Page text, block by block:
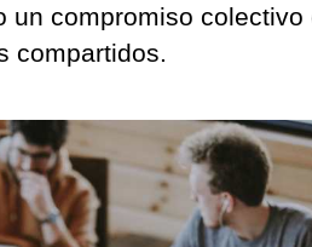
un compromiso colectivo
compartidos.